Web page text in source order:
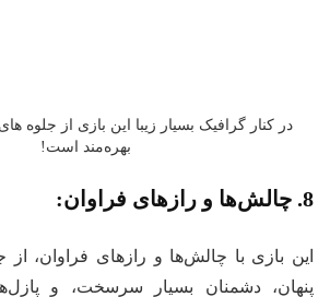
در کنار گرافیک بسیار زیبا این بازی از جلوه
بهره‌مند است!
8. چالش‌ها و رازهای فراوان:
این بازی با چالش‌ها و رازهای فراوان،
پنهان، دشمنان بسیار سرسخت، و